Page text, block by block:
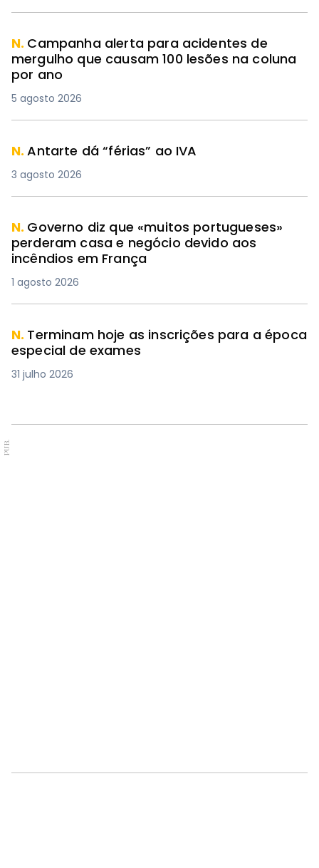
N. Campanha alerta para acidentes de
mergulho que causam 100 lesões na coluna
por ano
5 agosto 2026
N.Antarte dá “férias” ao IVA
3 agosto 2026
N. Governo diz que «muitos portugueses»
perderam casa e negócio devido aos
incêndios em França
1 agosto 2026
N. Terminam hoje as inscrições para a época
especial de exames
31 julho 2026
PUB.